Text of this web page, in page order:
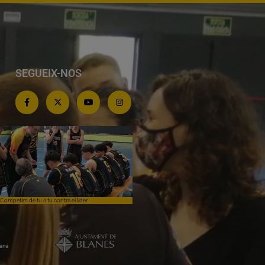
SEGUEIX-NOS
Competim de tu a tu contra el líder